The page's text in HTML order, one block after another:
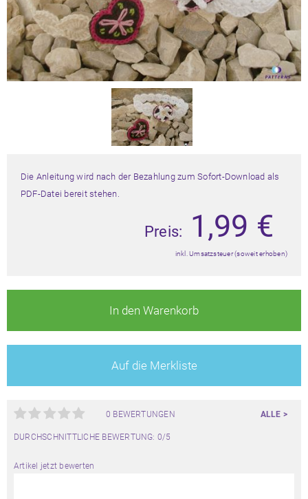
Die Anleitung wird nach der Bezahlung zum Sofort-Download als
PDF-Datei bereit stehen.
Preis: 1,99 €
inkl. Umsatzsteuer (soweit erhoben)
In den Warenkorb
Auf die Merkliste
0 BEWERTUNGEN ALLE >
DURCHSCHNITTLICHE BEWERTUNG: 0/5
Artikel jetzt bewerten